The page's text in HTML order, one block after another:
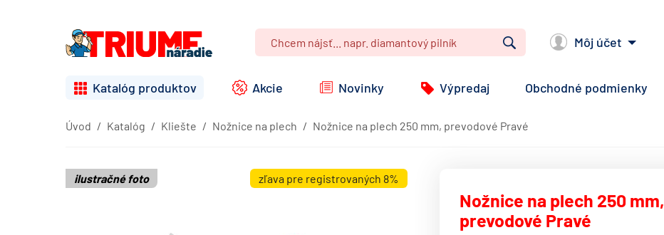
Vyhľadať Môj účet
Katalóg produktov Akcie Novinky Výpredaj Obchodné podmienky
Úvod Katalóg Kliešte Nožnice na plech Nožnice na plech 250 mm, prevodové Pravé
zľava pre registrovaných 8%
ilustračné foto
Nožnice na plech 250 mm,
prevodové Pravé